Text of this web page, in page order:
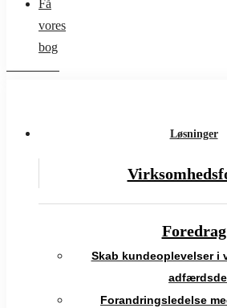
Få
vores
bog
Løsninger
Foredrag
Skab kundeoplevelser i
Forandringsledelse